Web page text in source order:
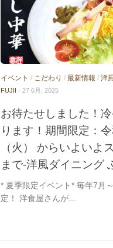
イベント / こだわり / 最新情報 / 洋
FUJII · 27 6月, 2025
お待たせしました！
ります！期間限定：
（火） からいよいよ
まで-洋風ダイニング
* 夏季限定イベント* 毎年7月
定！ 洋食屋さんが...